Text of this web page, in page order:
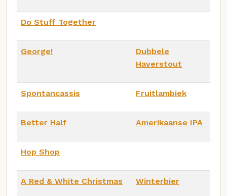
Do Stuff Together
George!
Dubbele
Haverstout
Spontancassis Fruitlambiek
Better Half Amerikaanse IPA
Hop Shop
A Red & White Christmas Winterbier